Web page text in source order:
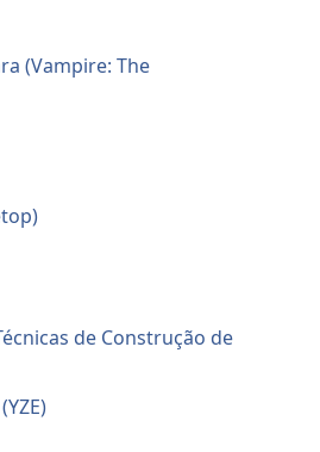
(Vampire: The
de Construção de